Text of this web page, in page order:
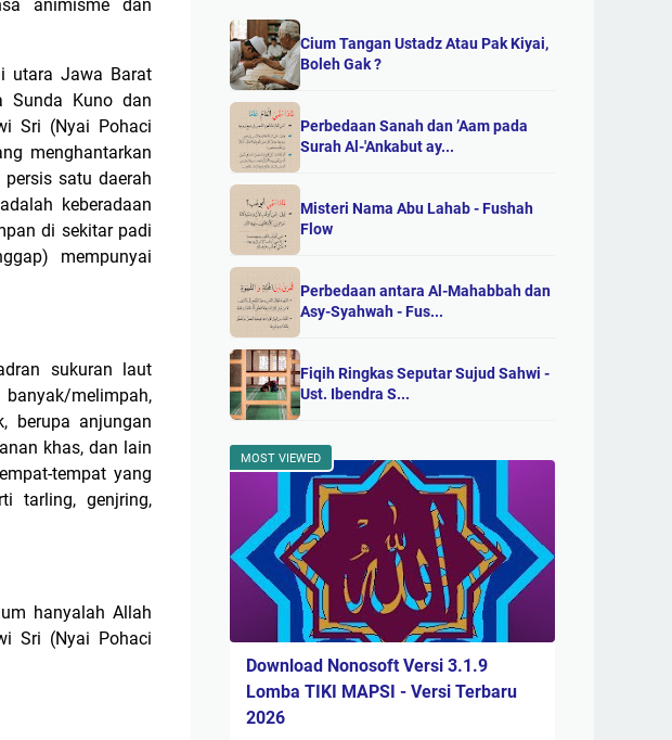
animisme dan
utara Jawa Barat
Sunda Kuno dan
Sri (Nyai Pohaci
menghantarkan
satu daerah
keberadaan
di sekitar padi
mempunyai
sukuran laut
melimpah,
berupa anjungan
khas, dan lain
tempat yang
tarling, genjring,
hanyalah Allah
Sri (Nyai Pohaci
Cium Tangan Ustadz Atau Pak Kiyai,
Boleh Gak ?
Perbedaan Sanah dan ’Aam pada
Surah Al-'Ankabut ay...
Misteri Nama Abu Lahab - Fushah
Flow
Perbedaan antara Al-Mahabbah dan
Asy-Syahwah - Fus...
Fiqih Ringkas Seputar Sujud Sahwi -
Ust. Ibendra S...
MOST VIEWED
Download Nonosoft Versi 3.1.9
Lomba TIKI MAPSI - Versi Terbaru
2026